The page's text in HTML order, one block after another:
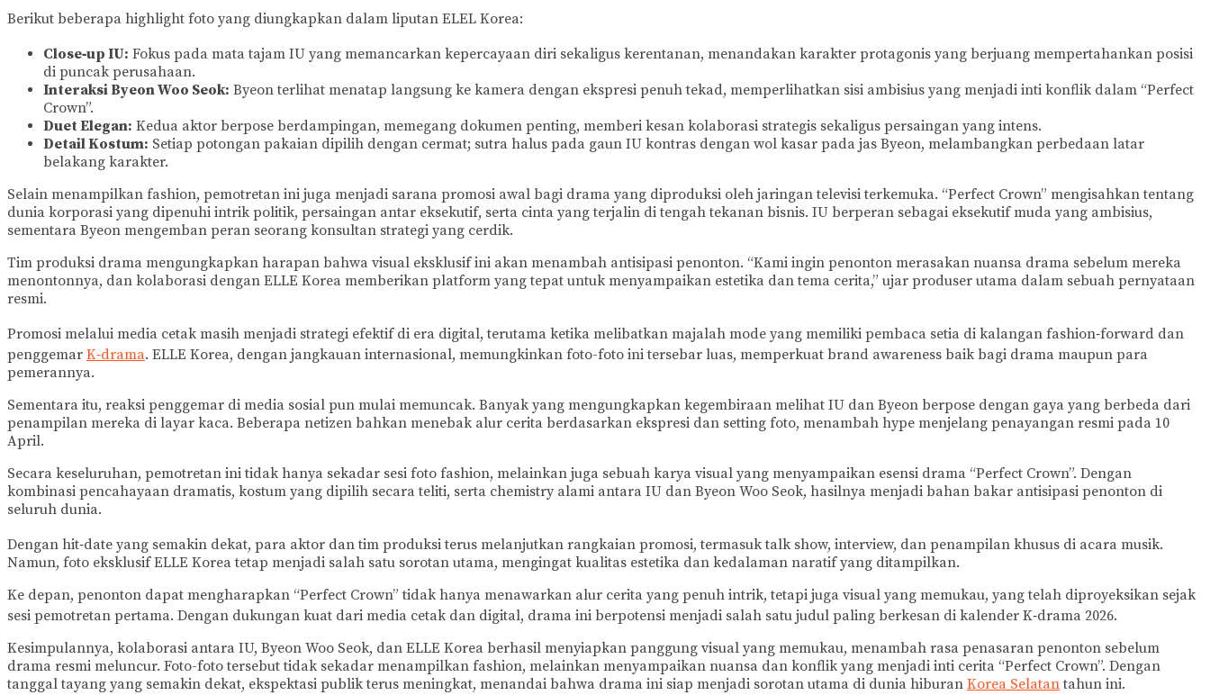
Berikut beberapa highlight foto yang diungkapkan dalam liputan ELEL Korea:
Close‑up IU: Fokus pada mata tajam IU yang memancarkan kepercayaan diri sekaligus kerentanan, menandakan karakter protagonis yang berjuang mempertahankan posisi
di puncak perusahaan.
Interaksi Byeon Woo Seok: Byeon terlihat menatap langsung ke kamera dengan ekspresi penuh tekad, memperlihatkan sisi ambisius yang menjadi inti konflik dalam “Perfect
Crown”.
Duet Elegan: Kedua aktor berpose berdampingan, memegang dokumen penting, memberi kesan kolaborasi strategis sekaligus persaingan yang intens.
Detail Kostum: Setiap potongan pakaian dipilih dengan cermat; sutra halus pada gaun IU kontras dengan wol kasar pada jas Byeon, melambangkan perbedaan latar
belakang karakter.
Selain menampilkan fashion, pemotretan ini juga menjadi sarana promosi awal bagi drama yang diproduksi oleh jaringan televisi terkemuka. “Perfect Crown” mengisahkan tentang
dunia korporasi yang dipenuhi intrik politik, persaingan antar eksekutif, serta cinta yang terjalin di tengah tekanan bisnis. IU berperan sebagai eksekutif muda yang ambisius,
sementara Byeon mengemban peran seorang konsultan strategi yang cerdik.
Tim produksi drama mengungkapkan harapan bahwa visual eksklusif ini akan menambah antisipasi penonton. “Kami ingin penonton merasakan nuansa drama sebelum mereka
menontonnya, dan kolaborasi dengan ELLE Korea memberikan platform yang tepat untuk menyampaikan estetika dan tema cerita,” ujar produser utama dalam sebuah pernyataan
resmi.
Promosi melalui media cetak masih menjadi strategi efektif di era digital, terutama ketika melibatkan majalah mode yang memiliki pembaca setia di kalangan fashion‑forward dan
penggemar K‑drama. ELLE Korea, dengan jangkauan internasional, memungkinkan foto-foto ini tersebar luas, memperkuat brand awareness baik bagi drama maupun para
pemerannya.
Sementara itu, reaksi penggemar di media sosial pun mulai memuncak. Banyak yang mengungkapkan kegembiraan melihat IU dan Byeon berpose dengan gaya yang berbeda dari
penampilan mereka di layar kaca. Beberapa netizen bahkan menebak alur cerita berdasarkan ekspresi dan setting foto, menambah hype menjelang penayangan resmi pada 10
April.
Secara keseluruhan, pemotretan ini tidak hanya sekadar sesi foto fashion, melainkan juga sebuah karya visual yang menyampaikan esensi drama “Perfect Crown”. Dengan
kombinasi pencahayaan dramatis, kostum yang dipilih secara teliti, serta chemistry alami antara IU dan Byeon Woo Seok, hasilnya menjadi bahan bakar antisipasi penonton di
seluruh dunia.
Dengan hit‑date yang semakin dekat, para aktor dan tim produksi terus melanjutkan rangkaian promosi, termasuk talk show, interview, dan penampilan khusus di acara musik.
Namun, foto eksklusif ELLE Korea tetap menjadi salah satu sorotan utama, mengingat kualitas estetika dan kedalaman naratif yang ditampilkan.
Ke depan, penonton dapat mengharapkan “Perfect Crown” tidak hanya menawarkan alur cerita yang penuh intrik, tetapi juga visual yang memukau, yang telah diproyeksikan sejak
sesi pemotretan pertama. Dengan dukungan kuat dari media cetak dan digital, drama ini berpotensi menjadi salah satu judul paling berkesan di kalender K‑drama 2026.
Kesimpulannya, kolaborasi antara IU, Byeon Woo Seok, dan ELLE Korea berhasil menyiapkan panggung visual yang memukau, menambah rasa penasaran penonton sebelum
drama resmi meluncur. Foto-foto tersebut tidak sekadar menampilkan fashion, melainkan menyampaikan nuansa dan konflik yang menjadi inti cerita “Perfect Crown”. Dengan
tanggal tayang yang semakin dekat, ekspektasi publik terus meningkat, menandai bahwa drama ini siap menjadi sorotan utama di dunia hiburan Korea Selatantahun ini.